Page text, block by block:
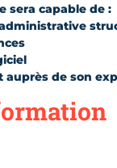
sera capable de :
auprès de son